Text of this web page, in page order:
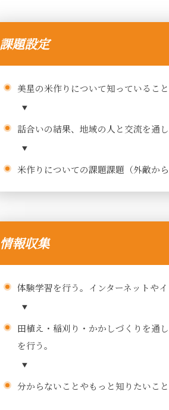
課題設定
美星の米作りについて知っているこ
話合いの結果、地域の人と交流を通
米作りについての課題課題（外敵か
情報収集
体験学習を行う。インターネットや
田植え・稲刈り・かかしづくりを通
を行う。
分からないことやもっと知りたいこ